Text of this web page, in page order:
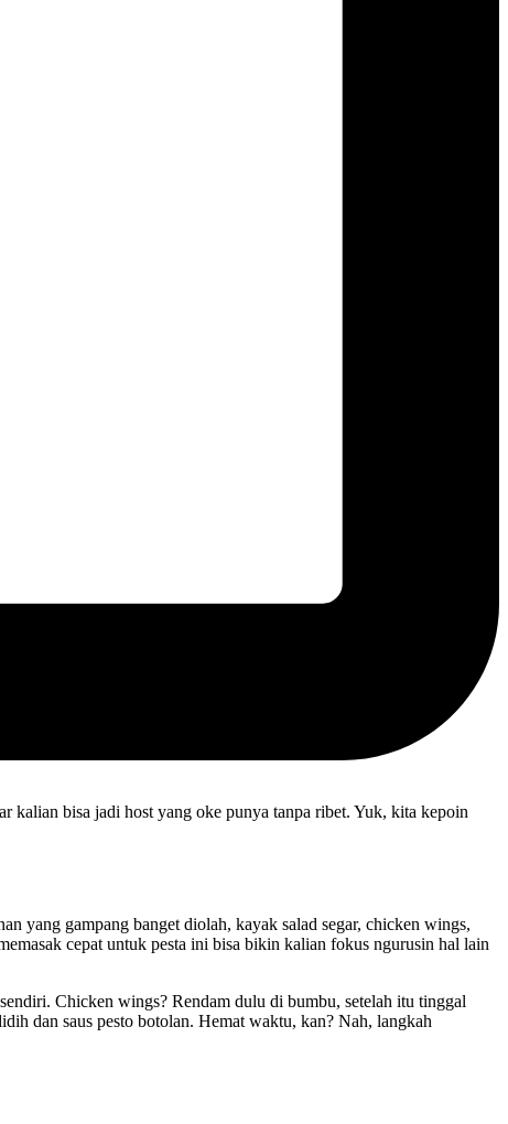
kalian bisa jadi host yang oke punya tanpa ribet. Yuk, kita kepoin
yang gampang banget diolah, kayak salad segar, chicken wings,
cepat untuk pesta ini bisa bikin kalian fokus ngurusin hal lain
Chicken wings? Rendam dulu di bumbu, setelah itu tinggal
dan saus pesto botolan. Hemat waktu, kan? Nah, langkah